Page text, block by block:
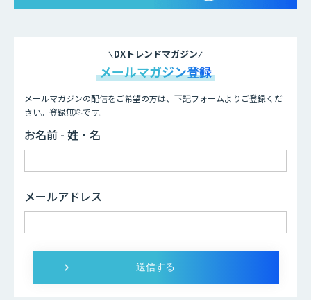
DXトレンドマガジン
メールマガジン登録
メールマガジンの配信をご希望の方は、下記フォームよりご登録くだ
さい。登録無料です。
お名前 - 姓・名
メールアドレス